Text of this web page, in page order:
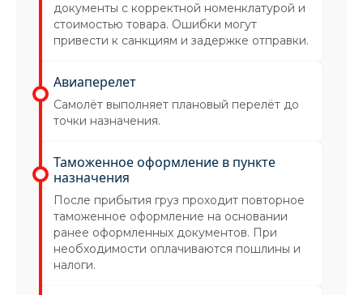
документы с корректной номенклатурой и
стоимостью товара. Ошибки могут
привести к санкциям и задержке отправки.
Авиаперелет
Самолёт выполняет плановый перелёт до
точки назначения.
Таможенное оформление в пункте
назначения
После прибытия груз проходит повторное
таможенное оформление на основании
ранее оформленных документов. При
необходимости оплачиваются пошлины и
налоги.